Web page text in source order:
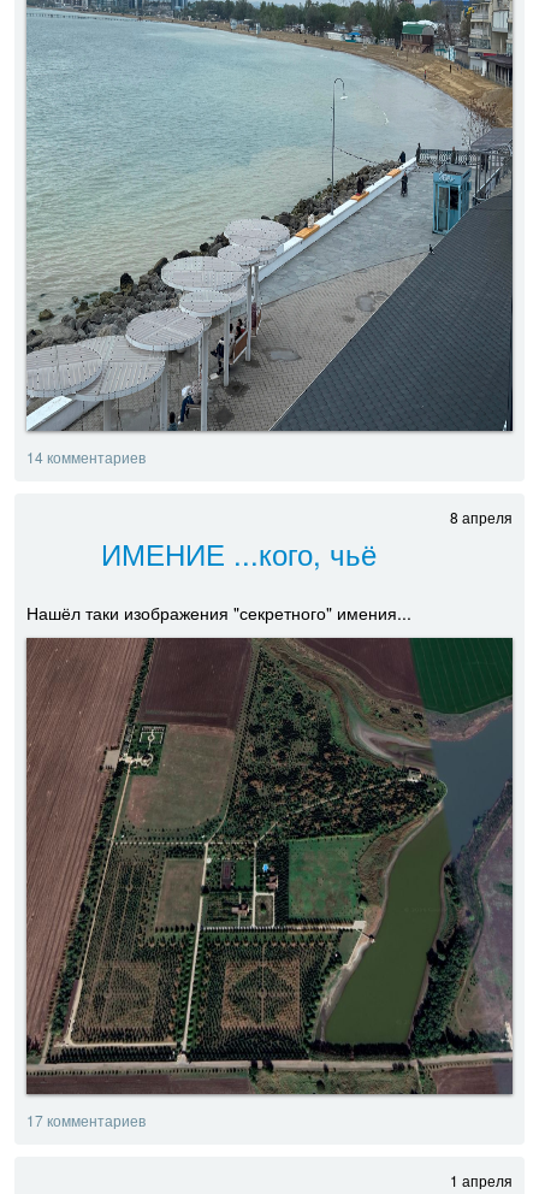
14 комментариев
8 апреля
ИМЕНИЕ ...кого, чьё
Нашёл таки изображения "секретного" имения...
17 комментариев
1 апреля